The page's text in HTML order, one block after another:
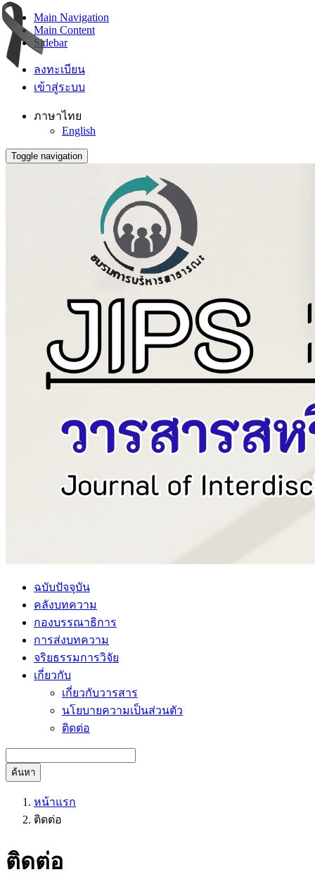
Main Navigation
Main Content
Sidebar
ลงทะเบียน
เข้าสู่ระบบ
ภาษาไทย
English
Toggle navigation
ฉบับปัจจุบัน
คลังบทความ
กองบรรณาธิการ
การส่งบทความ
จริยธรรมการวิจัย
เกี่ยวกับ
เกี่ยวกับวารสาร
นโยบายความเป็นส่วนตัว
ติดต่อ
ค้นหา
หน้าแรก
ติดต่อ
ติดต่อ